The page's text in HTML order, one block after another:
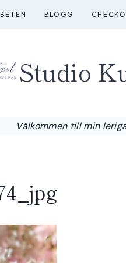
BLOGG
Studio
Välkommen till min